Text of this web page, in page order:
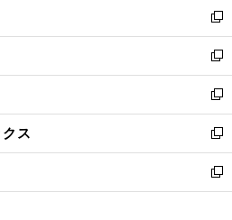
く
で
開
く
ド
ウ
で
開
く
ィ
ン
ド
ウ
で
開
く
い
ウ
ィ
ン
ド
ウ
で
開
く
新
し
い
ウ
ィ
ン
ド
ウ
で
開
新
し
い
ウ
ィ
ン
ド
ウ
新
し
い
ウ
ィ
ン
ス
新
し
い
ウ
新
し